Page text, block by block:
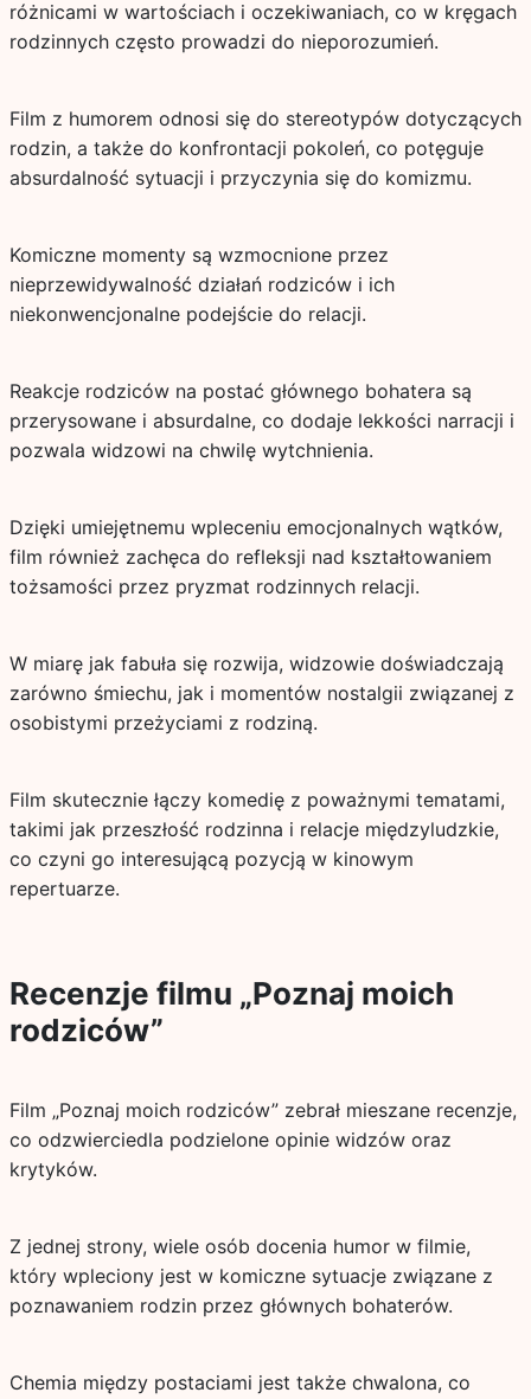
różnicami w wartościach i oczekiwaniach, co w kręgach
rodzinnych często prowadzi do nieporozumień.
Film z humorem odnosi się do stereotypów dotyczących
rodzin, a także do konfrontacji pokoleń, co potęguje
absurdalność sytuacji i przyczynia się do komizmu.
Komiczne momenty są wzmocnione przez
nieprzewidywalność działań rodziców i ich
niekonwencjonalne podejście do relacji.
Reakcje rodziców na postać głównego bohatera są
przerysowane i absurdalne, co dodaje lekkości narracji i
pozwala widzowi na chwilę wytchnienia.
Dzięki umiejętnemu wpleceniu emocjonalnych wątków,
film również zachęca do refleksji nad kształtowaniem
tożsamości przez pryzmat rodzinnych relacji.
W miarę jak fabuła się rozwija, widzowie doświadczają
zarówno śmiechu, jak i momentów nostalgii związanej z
osobistymi przeżyciami z rodziną.
Film skutecznie łączy komedię z poważnymi tematami,
takimi jak przeszłość rodzinna i relacje międzyludzkie,
co czyni go interesującą pozycją w kinowym
repertuarze.
Recenzje filmu „Poznaj moich
rodziców”
Film „Poznaj moich rodziców” zebrał mieszane recenzje,
co odzwierciedla podzielone opinie widzów oraz
krytyków.
Z jednej strony, wiele osób docenia humor w filmie,
który wpleciony jest w komiczne sytuacje związane z
poznawaniem rodzin przez głównych bohaterów.
Chemia między postaciami jest także chwalona, co